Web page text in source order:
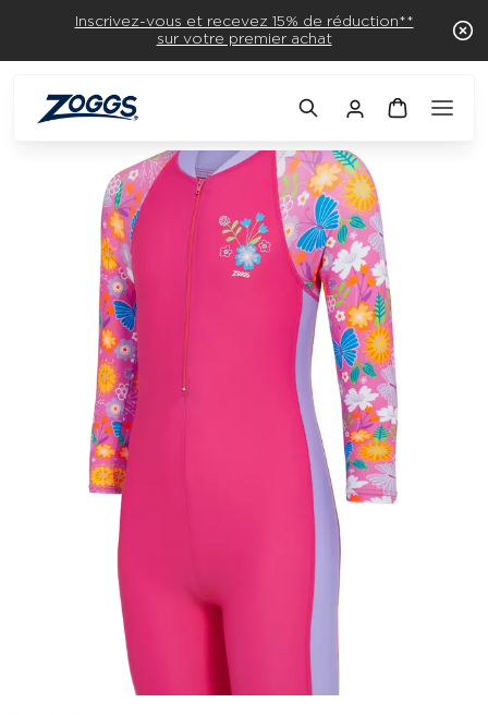
Inscrivez-vous et recevez 15% de réduction**
sur votre premier achat